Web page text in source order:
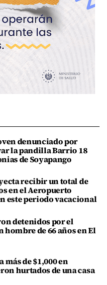
denunciado por
la pandilla Barrio 18
de Soyapango
recibir un total de
en el Aeropuerto
este periodo vacacional
detenidos por el
de 66 años en El
de $1,000 en
hurtados de una casa